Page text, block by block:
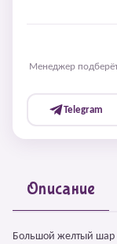
Менеджер
Telegram
Описание
Большой желтый шар